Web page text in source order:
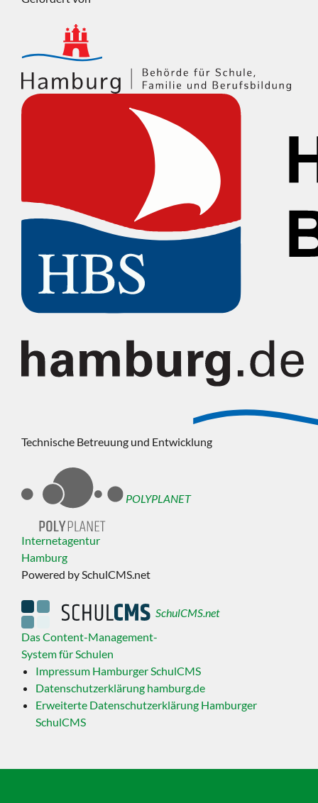
Technische Betreuung und Entwicklung
POLYPLANET
Internetagentur
Hamburg
Powered by SchulCMS.net
SchulCMS.net
Das Content-Management-
System für Schulen
Impressum Hamburger SchulCMS
Datenschutzerklärung hamburg.de
Erweiterte Datenschutzerklärung Hamburger
SchulCMS